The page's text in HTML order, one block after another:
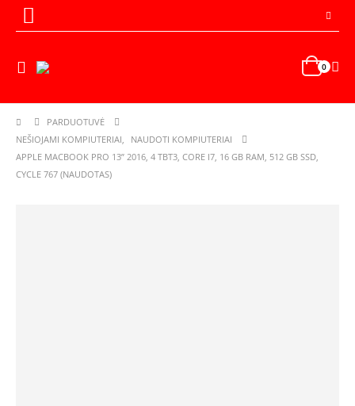
0
PARDUOTUVĖ
NEŠIOJAMI KOMPIUTERIAI,
NAUDOTI KOMPIUTERIAI
APPLE MACBOOK PRO 13” 2016, 4 TBT3, CORE I7, 16 GB RAM, 512 GB SSD,
CYCLE 767 (NAUDOTAS)